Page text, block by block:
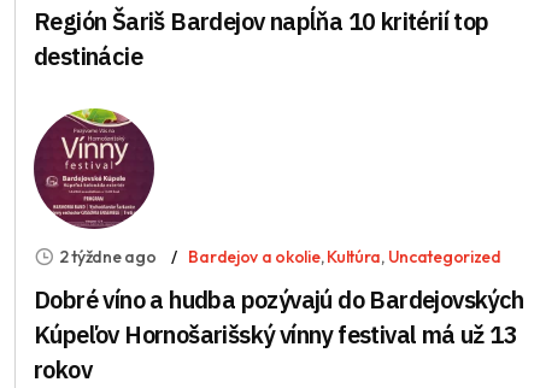
Región Šariš Bardejov napĺňa 10 kritérií top
destinácie
2 týždne ago Bardejov a okolie,Kultúra, Uncategorized
Dobré víno a hudba pozývajú do Bardejovských
Kúpeľov Hornošarišský vínny festival má už 13
rokov